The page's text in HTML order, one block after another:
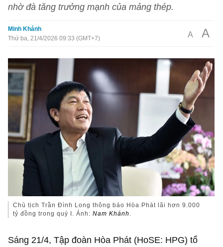
nhờ đà tăng trưởng mạnh của mảng thép.
Minh Khánh
Thứ ba, 21/4/2026 09:33 (GMT+7)
A A
Chủ tịch Trần Đình Long thông báo Hòa Phát lãi hơn 9.000
tỷ đồng trong quý I. Ảnh:Nam Khánh .
Sáng 21/4, Tập đoàn Hòa Phát (HoSE: HPG) tổ